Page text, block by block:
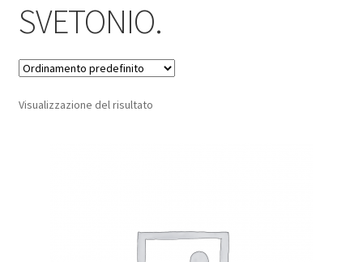
La Storia
Contattaci
Cassa
SVETONIO.
Visualizzazione del risultato